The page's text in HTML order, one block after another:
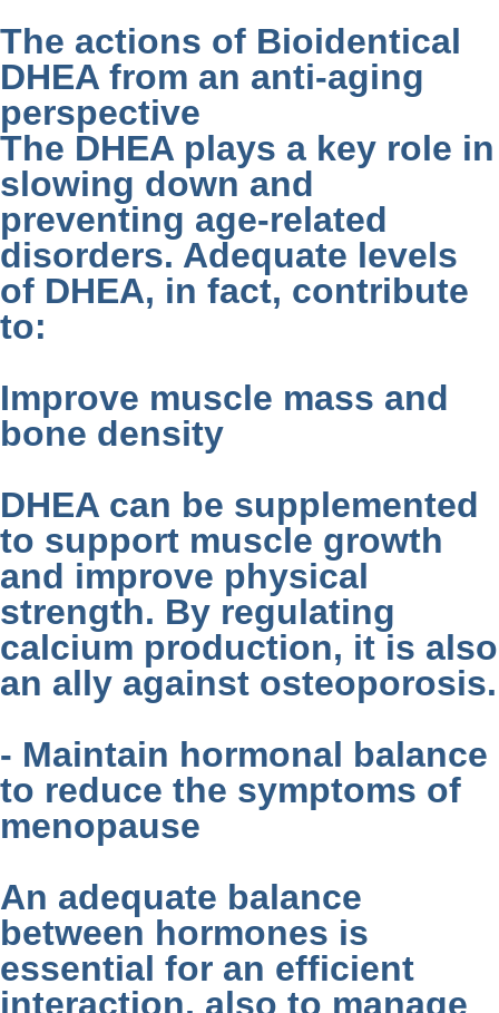
The actions of Bioidentical
DHEA from an anti-aging
perspective
The DHEA plays a key role in
slowing down and
preventing age-related
disorders. Adequate levels
of DHEA, in fact, contribute
to:
Improve muscle mass and
bone density
DHEA can be supplemented
to support muscle growth
and improve physical
strength. By regulating
calcium production, it is also
an ally against osteoporosis.
- Maintain hormonal balance
to reduce the symptoms of
menopause
An adequate balance
between hormones is
essential for an efficient
interaction, also to manage